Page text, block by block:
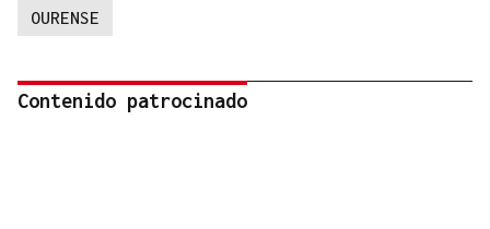
OURENSE
Contenido patrocinado